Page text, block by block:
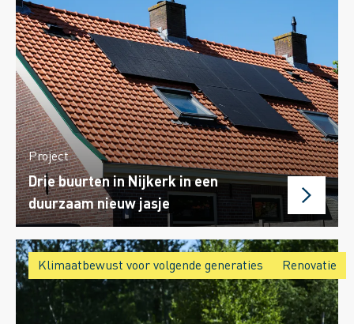
Project
Drie buurten in Nijkerk in een
duurzaam nieuw jasje
Klimaatbewust voor volgende generaties Renovatie